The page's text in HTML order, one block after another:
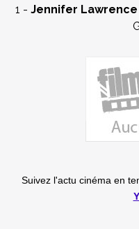
1 - Jennifer Lawrence
Suivez l'actu cinéma en